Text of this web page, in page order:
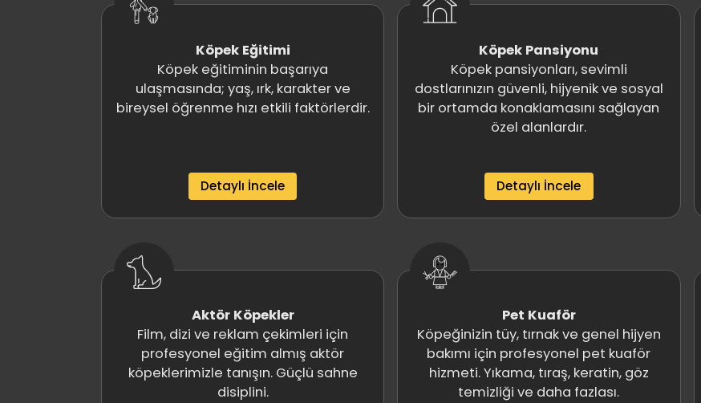
Köpek Eğitimi
Köpek eğitiminin başarıya
ulaşmasında; yaş, ırk, karakter ve
bireysel öğrenme hızı etkili faktörlerdir.
Detaylı İncele
Köpek Pansiyonu
Köpek pansiyonları, sevimli
dostlarınızın güvenli, hijyenik ve sosyal
bir ortamda konaklamasını sağlayan
özel alanlardır.
Detaylı İncele
Aktör Köpekler
Film, dizi ve reklam çekimleri için
profesyonel eğitim almış aktör
köpeklerimizle tanışın. Güçlü sahne
disiplini.
Pet Kuaför
Köpeğinizin tüy, tırnak ve genel hijyen
bakımı için profesyonel pet kuaför
hizmeti. Yıkama, tıraş, keratin, göz
temizliği ve daha fazlası.